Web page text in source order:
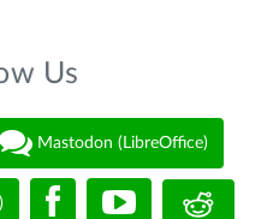
Us
Mastodon (LibreOffice)